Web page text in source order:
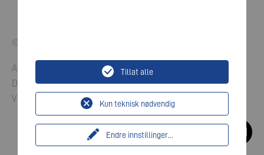
© 2026 VARTA AG. Med enerett.
Avtrykk
Datavern
Vilkår og betingelser
Endre innstillinger...
Kun teknisk nødvendig
Tillat alle